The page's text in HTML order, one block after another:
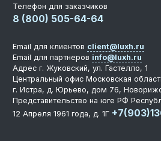
Телефон для заказчиков
8 (800) 505-64-64
Email для клиентов client@luxh.ru
Email для партнеров info@luxh.ru
Адрес г. Жуковский, ул. Гастелло, 1
Центральный офис Московская
г. Истра, д. Юрьево, дом 76,
Представительство на юге РФ
12 Апреля 1961 года, д. 1Г